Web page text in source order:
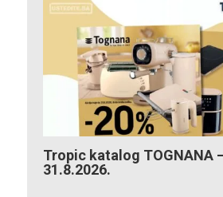
Tropic katalog TOGNANA
31.8.2026.